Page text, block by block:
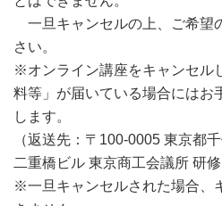
一旦キャンセルの上、ご希望
さい。
※オンライン講座をキャンセル
料等」が届いている場合にはお
します。
（返送先：〒100-0005 東京都
二重橋ビル 東京商工会議所 研修
※一旦キャンセルされた場合、